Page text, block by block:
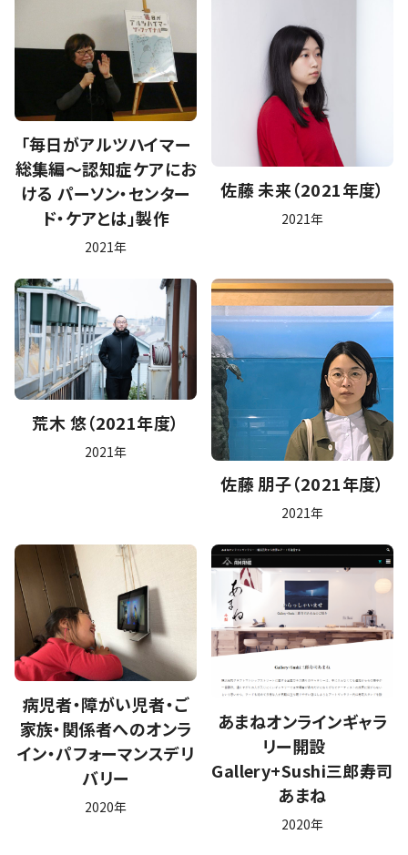
「毎日がアルツハイマー
総集編〜認知症ケアにお
ける パーソン・センター
ド・ケアとは」製作
2021年
佐藤 未来（2021年度）
2021年
荒木 悠（2021年度）
2021年
佐藤 朋子（2021年度）
2021年
病児者・障がい児者・ご
家族・関係者へのオンラ
イン・パフォーマンスデリ
バリー
2020年
あまねオンラインギャラ
リー開設
Gallery+Sushi三郎寿司
あまね
2020年